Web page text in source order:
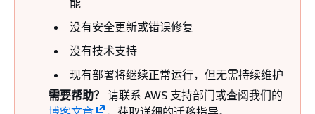
能
没有安全更新或错误修复
没有技术支持
现有部署将继续正常运行，但无需持续维护
需要帮助？ 请联系 AWS 支持部门或查阅我们的